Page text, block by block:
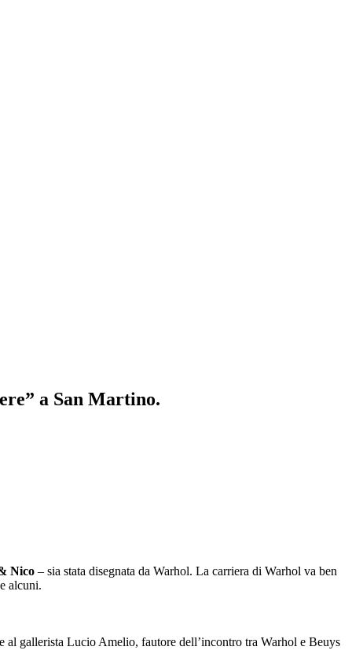
a San Martino.
Nico – sia stata disegnata da Warhol. La carriera di Warhol va ben
alcuni.
al gallerista Lucio Amelio, fautore dell’incontro tra Warhol e Beuys